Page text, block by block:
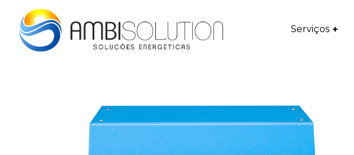
Serviços